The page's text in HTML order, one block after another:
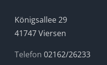
Königsallee 29
41747 Viersen
Telefon 02162/26233